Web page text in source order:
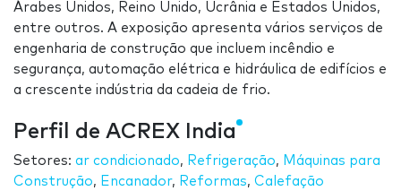
Árabes Unidos, Reino Unido, Ucrânia e Estados Unidos,
entre outros. A exposição apresenta vários serviços de
engenharia de construção que incluem incêndio e
segurança, automação elétrica e hidráulica de edifícios e
a crescente indústria da cadeia de frio.
Perfil de ACREX India
Setores: ar condicionado, Refrigeração, Máquinas para
Construção, Encanador, Reformas, Calefação